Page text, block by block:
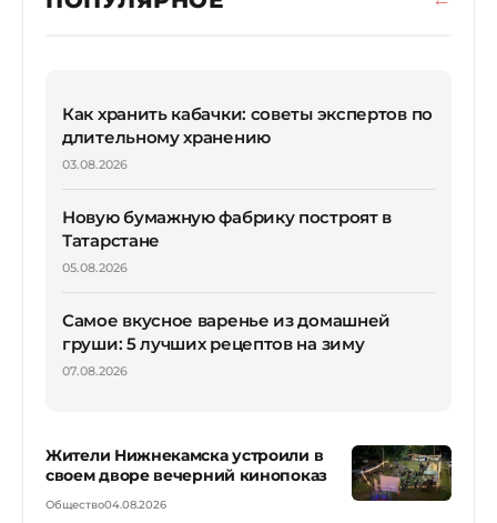
Как хранить кабачки: советы экспертов по
длительному хранению
03.08.2026
Новую бумажную фабрику построят в
Татарстане
05.08.2026
Самое вкусное варенье из домашней
груши: 5 лучших рецептов на зиму
07.08.2026
Жители Нижнекамска устроили в
своем дворе вечерний кинопоказ
Общество04.08.2026